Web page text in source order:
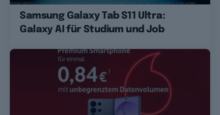
Samsung Galaxy Tab S11 Ultra:
Galaxy AI für Studium und Job